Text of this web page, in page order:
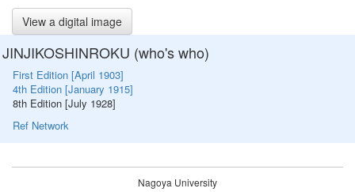
View a digital image
JINJIKOSHINROKU (who's who)
First Edition [April 1903]
4th Edition [January 1915]
8th Edition [July 1928]
Ref Network
Nagoya University